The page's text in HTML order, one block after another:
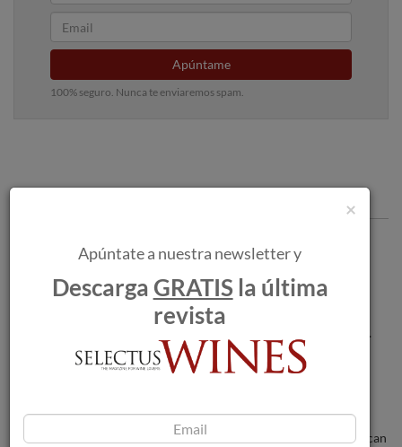
Apúntame
100% seguro. Nunca te enviaremos spam.
La D.O. Monterrei participará en la feria
vinícola FENAVIN.
Análisis de la vendimia 2023 En la D.O.P.
Jumilla.
Los incendios forestales amenazan a las
bodegas a medida que las llamas se acercan
×
Apúntate a nuestra newsletter y
DescargaGRATIS la última
revista